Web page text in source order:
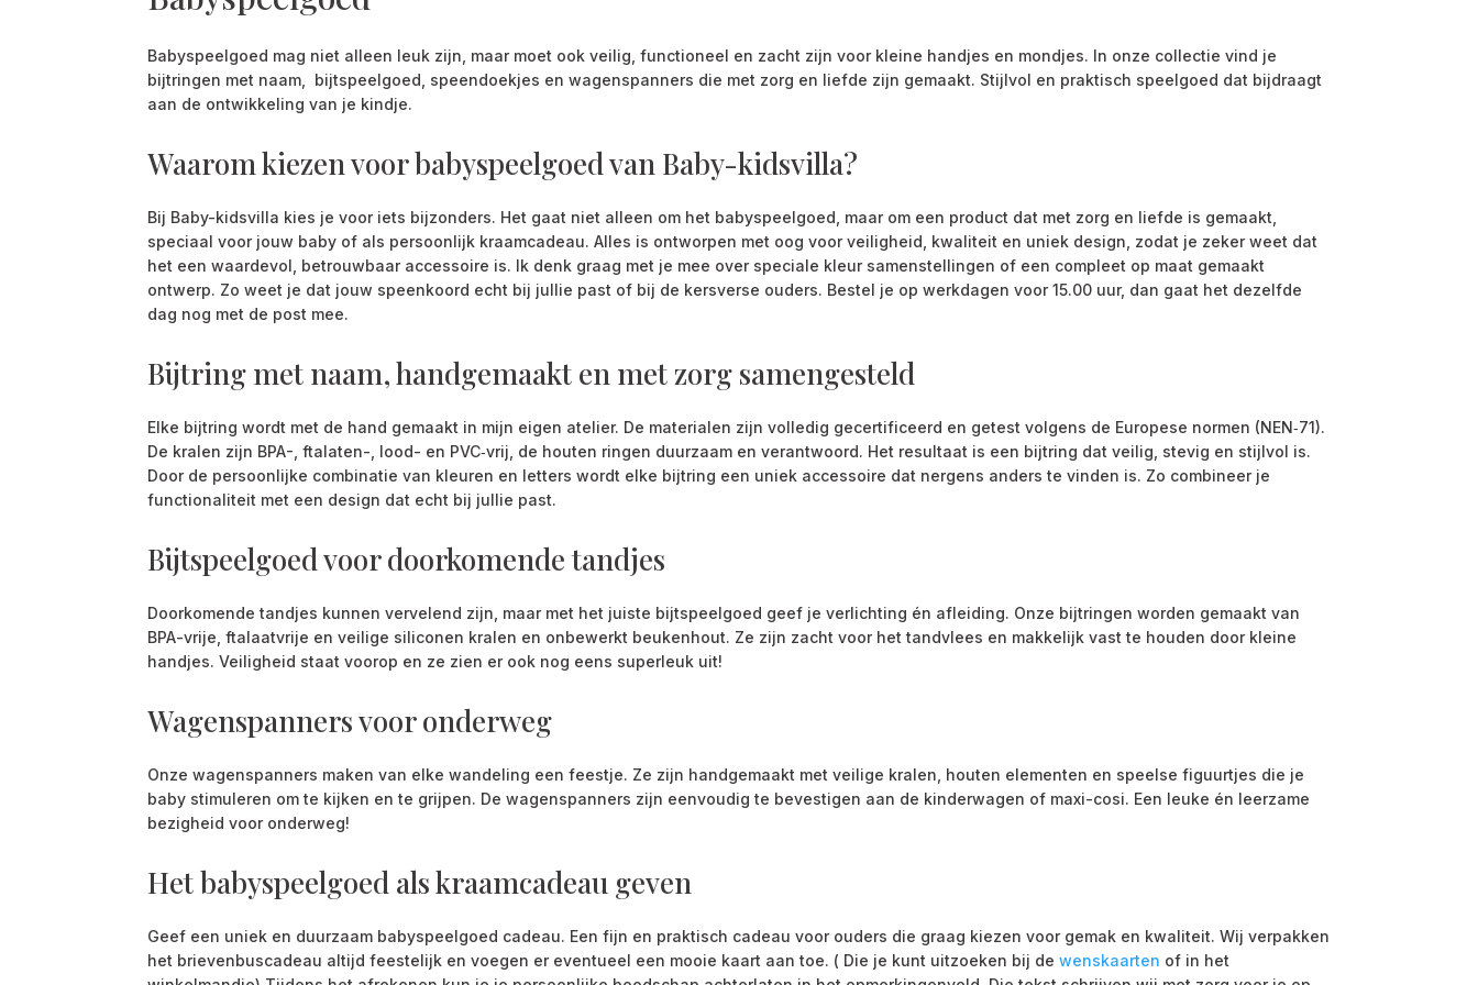
Babyspeelgoed mag niet alleen leuk zijn, maar moet ook veilig, functioneel en zacht zijn voor kleine handjes en mondjes. In onze collectie vind je
bijtringen met naam, bijtspeelgoed, speendoekjes en wagenspanners die met zorg en liefde zijn gemaakt. Stijlvol en praktisch speelgoed dat bijdraagt
aan de ontwikkeling van je kindje.
Waarom kiezen voor babyspeelgoed van Baby-kidsvilla?
Bij Baby-kidsvilla kies je voor iets bijzonders. Het gaat niet alleen om het babyspeelgoed, maar om een product dat met zorg en liefde is gemaakt,
speciaal voor jouw baby of als persoonlijk kraamcadeau. Alles is ontworpen met oog voor veiligheid, kwaliteit en uniek design, zodat je zeker weet dat
het een waardevol, betrouwbaar accessoire is. Ik denk graag met je mee over speciale kleur samenstellingen of een compleet op maat gemaakt
ontwerp. Zo weet je dat jouw speenkoord echt bij jullie past of bij de kersverse ouders. Bestel je op werkdagen voor 15.00 uur, dan gaat het dezelfde
dag nog met de post mee.
Bijtring met naam, handgemaakt en met zorg samengesteld
Elke bijtring wordt met de hand gemaakt in mijn eigen atelier. De materialen zijn volledig gecertificeerd en getest volgens de Europese normen (NEN‑71).
De kralen zijn BPA-, ftalaten-, lood- en PVC‑vrij, de houten ringen duurzaam en verantwoord. Het resultaat is een bijtring dat veilig, stevig en stijlvol is.
Door de persoonlijke combinatie van kleuren en letters wordt elke bijtring een uniek accessoire dat nergens anders te vinden is. Zo combineer je
functionaliteit met een design dat echt bij jullie past.
Bijtspeelgoed voor doorkomende tandjes
Doorkomende tandjes kunnen vervelend zijn, maar met het juiste bijtspeelgoed geef je verlichting én afleiding. Onze bijtringen worden gemaakt van
BPA-vrije, ftalaatvrije en veilige siliconen kralen en onbewerkt beukenhout. Ze zijn zacht voor het tandvlees en makkelijk vast te houden door kleine
handjes. Veiligheid staat voorop en ze zien er ook nog eens superleuk uit!
Wagenspanners voor onderweg
Onze wagenspanners maken van elke wandeling een feestje. Ze zijn handgemaakt met veilige kralen, houten elementen en speelse figuurtjes die je
baby stimuleren om te kijken en te grijpen. De wagenspanners zijn eenvoudig te bevestigen aan de kinderwagen of maxi-cosi. Een leuke én leerzame
bezigheid voor onderweg!
Het babyspeelgoed als kraamcadeau geven
Geef een uniek en duurzaam babyspeelgoed cadeau. Een fijn en praktisch cadeau voor ouders die graag kiezen voor gemak en kwaliteit. Wij verpakken
het brievenbuscadeau altijd feestelijk en voegen er eventueel een mooie kaart aan toe. ( Die je kunt uitzoeken bij dewenskaarten of in het